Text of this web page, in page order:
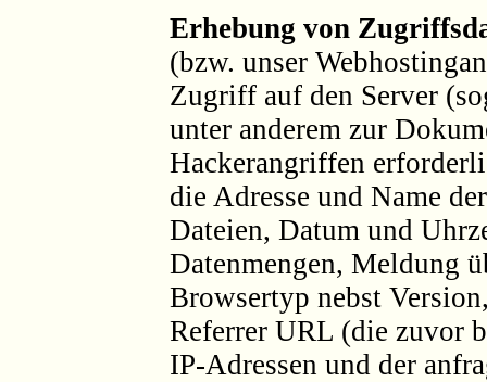
Erhebung von
(bzw. unser
Zugriff auf den Server
unter anderem zur
Hackerangriffen
die Adresse und Name
Dateien, Datum und
Datenmengen, Meldung
Browsertyp nebst
Referrer URL (die zuvor
IP-Adressen und der